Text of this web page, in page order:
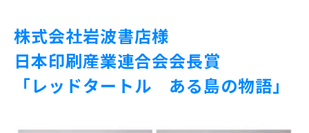
株式会社岩波書店様
日本印刷産業連合会会長賞
「レッドタートル ある島の物語」